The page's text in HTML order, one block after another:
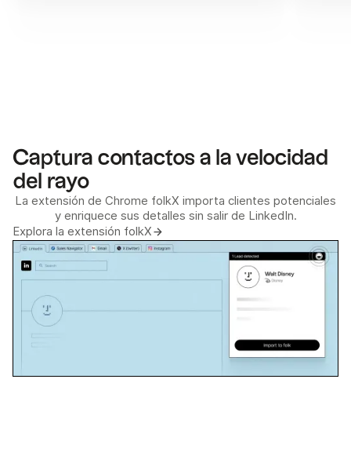
Captura contactos a la velocidad
del rayo
La extensión de Chrome folkX importa clientes potenciales
y enriquece sus detalles sin salir de LinkedIn.
Explora la extensión folkX